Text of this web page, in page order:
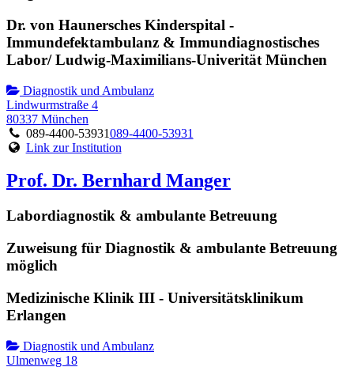
Dr. von Haunersches Kinderspital -
Immundefektambulanz & Immundiagnostisches
Labor/ Ludwig-Maximilians-Univerität München
Diagnostik und Ambulanz
Lindwurmstraße 4
80337 München
089-4400-53931089-4400-53931
Link zur Institution
Prof. Dr. Bernhard Manger
Labordiagnostik & ambulante Betreuung
Zuweisung für Diagnostik & ambulante Betreuung
möglich
Medizinische Klinik III - Universitätsklinikum
Erlangen
Diagnostik und Ambulanz
Ulmenweg 18